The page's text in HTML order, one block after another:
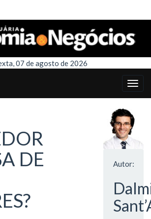
07 de agosto de 2026
DE
Autor: